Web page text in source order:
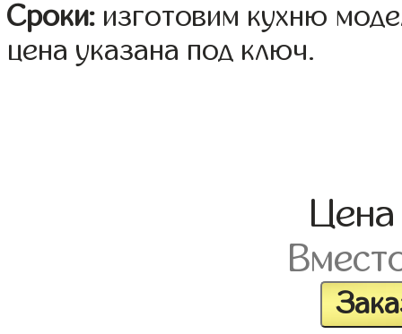
Сроки: изготовим кухню
цена указана под ключ.